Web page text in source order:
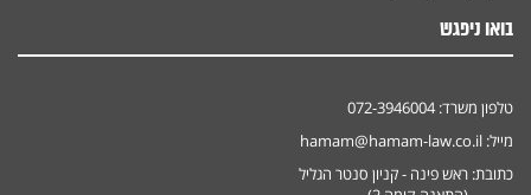
בואו ניפגש
טלפון משרד: 072-3946004
מייל: hamam@hamam-law.co.il
כתובת: ראש פינה - קניון סנטר הגליל